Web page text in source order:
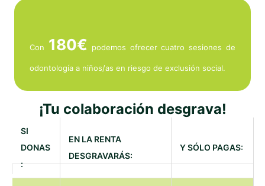
Con 180€ podemos ofrecer cuatro sesiones de
odontología a niños/as en riesgo de exclusión social.
¡Tu colaboración desgrava!
SI
DONAS
:
EN LA RENTA
DESGRAVARÁS:
Y SÓLO PAGAS: